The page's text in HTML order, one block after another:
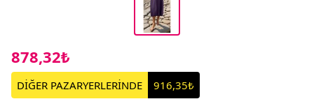
878,32₺
DİĞER PAZARYERLERİNDE 916,35₺